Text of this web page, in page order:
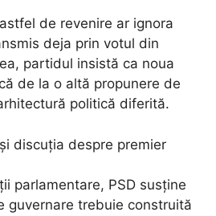
de revenire ar ignora
deja prin votul din
partidul insistă ca noua
de la o altă propunere de
politică diferită.
discuția despre premier
parlamentare, PSD susține
guvernare trebuie construită